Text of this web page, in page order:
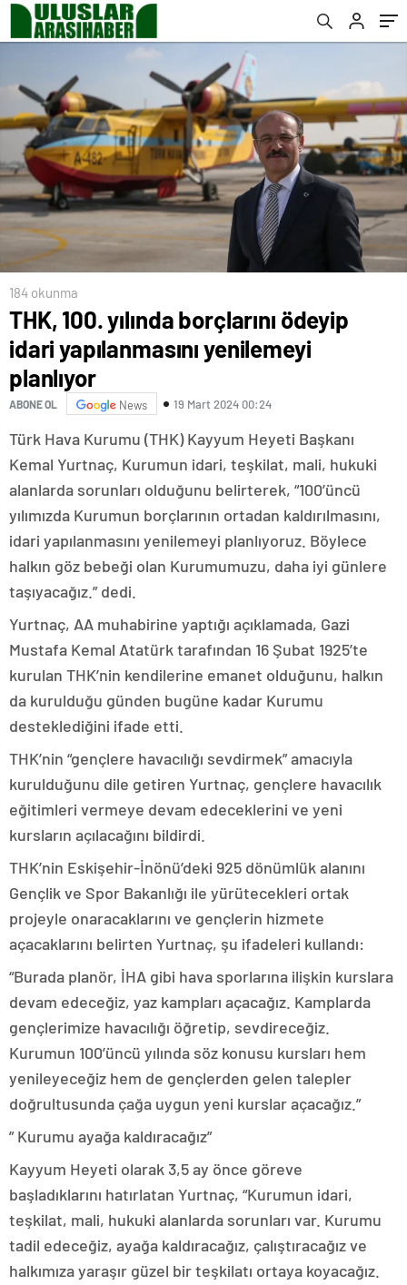
184 okunma
THK, 100. yılında borçlarını ödeyip
idari yapılanmasını yenilemeyi
planlıyor
ABONE OL News 19 Mart 2024 00:24
Türk Hava Kurumu (THK) Kayyum Heyeti Başkanı
Kemal Yurtnaç, Kurumun idari, teşkilat, mali, hukuki
alanlarda sorunları olduğunu belirterek, “100’üncü
yılımızda Kurumun borçlarının ortadan kaldırılmasını,
idari yapılanmasını yenilemeyi planlıyoruz. Böylece
halkın göz bebeği olan Kurumumuzu, daha iyi günlere
taşıyacağız.” dedi.
Yurtnaç, AA muhabirine yaptığı açıklamada, Gazi
Mustafa Kemal Atatürk tarafından 16 Şubat 1925’te
kurulan THK’nin kendilerine emanet olduğunu, halkın
da kurulduğu günden bugüne kadar Kurumu
desteklediğini ifade etti.
THK’nin “gençlere havacılığı sevdirmek” amacıyla
kurulduğunu dile getiren Yurtnaç, gençlere havacılık
eğitimleri vermeye devam edeceklerini ve yeni
kursların açılacağını bildirdi.
THK’nin Eskişehir-İnönü’deki 925 dönümlük alanını
Gençlik ve Spor Bakanlığı ile yürütecekleri ortak
projeyle onaracaklarını ve gençlerin hizmete
açacaklarını belirten Yurtnaç, şu ifadeleri kullandı:
“Burada planör, İHA gibi hava sporlarına ilişkin kurslara
devam edeceğiz, yaz kampları açacağız. Kamplarda
gençlerimize havacılığı öğretip, sevdireceğiz.
Kurumun 100’üncü yılında söz konusu kursları hem
yenileyeceğiz hem de gençlerden gelen talepler
doğrultusunda çağa uygun yeni kurslar açacağız.”
” Kurumu ayağa kaldıracağız”
Kayyum Heyeti olarak 3,5 ay önce göreve
başladıklarını hatırlatan Yurtnaç, “Kurumun idari,
teşkilat, mali, hukuki alanlarda sorunları var. Kurumu
tadil edeceğiz, ayağa kaldıracağız, çalıştıracağız ve
halkımıza yaraşır güzel bir teşkilatı ortaya koyacağız.